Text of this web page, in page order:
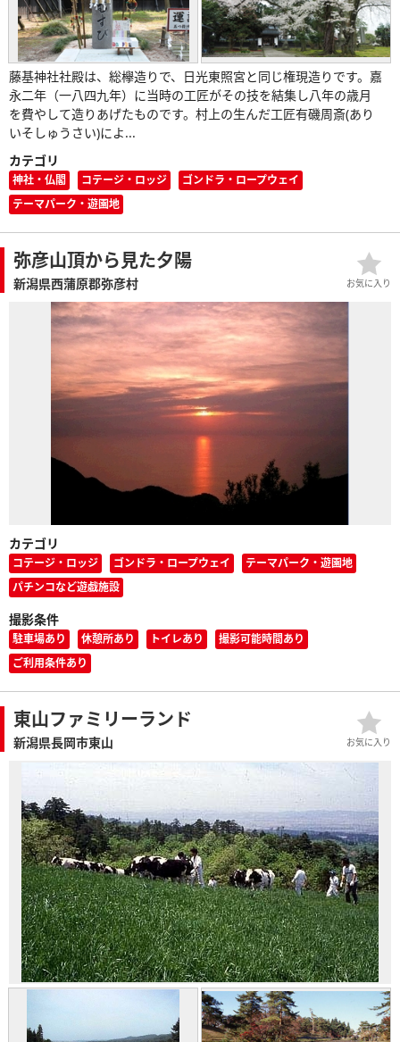
藤基神社社殿は、総欅造りで、日光東照宮と同じ権現造りです。嘉
永二年（一八四九年）に当時の工匠がその技を結集し八年の歳月
を費やして造りあげたものです。村上の生んだ工匠有磯周斎(あり
いそしゅうさい)によ...
カテゴリ
神社・仏閣 コテージ・ロッジ
ゴンドラ・ロープウェイ
テーマパーク・遊園地
弥彦山頂から見た夕陽
新潟県西蒲原郡弥彦村
カテゴリ
コテージ・ロッジ ゴンドラ・ロープウェイ
テーマパーク・遊園地
パチンコなど遊戯施設
撮影条件
駐車場あり 休憩所あり トイレあり
撮影可能時間あり
ご利用条件あり
お気に入り
東山ファミリーランド
新潟県長岡市東山 お気に入り